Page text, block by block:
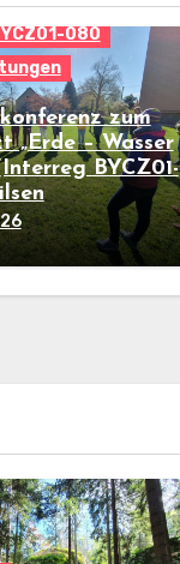
080
zum
„Erde – Wasser
BYCZ01-